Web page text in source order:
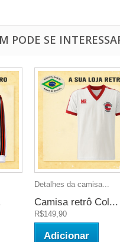
PODE SE
Detalhes da camisa...
Camisa retrô Col...
R$149,90
Adicionar